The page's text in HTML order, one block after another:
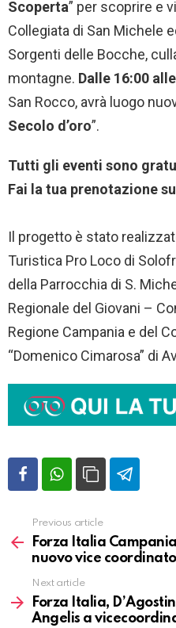
Scoperta” per scoprire e
Collegiata di San Michele
Sorgenti delle Bocche,
montagne. Dalle 16:00
San Rocco, avrà luogo
Secolo d’oro”.
Tutti gli eventi sono
Fai la tua prenotazione su
Il progetto è stato
Turistica Pro Loco di
della Parrocchia di S.
Regionale del Giovani –
Regione Campania e del
“Domenico Cimarosa” di
Vedi
altro
Previous article
Forza Italia
nuovo vice
Next article
Forza Italia,
Angelis a